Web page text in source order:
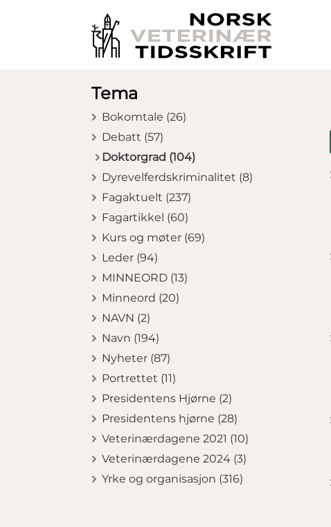
Tema
Bokomtale (26)
Debatt (57)
Doktorgrad (104)
Dyrevelferdskriminalitet (8)
Fagaktuelt (237)
Fagartikkel (60)
Kurs og møter (69)
Leder (94)
MINNEORD (13)
Minneord (20)
NAVN (2)
Navn (194)
Nyheter (87)
Portrettet (11)
Presidentens Hjørne (2)
Presidentens hjørne (28)
Veterinærdagene 2021 (10)
Veterinærdagene 2024 (3)
Yrke og organisasjon (316)